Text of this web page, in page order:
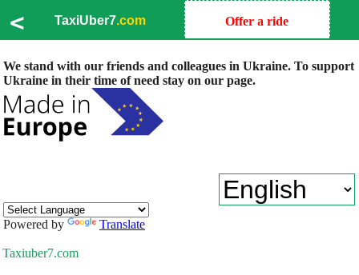
< TaxiUber7.com Offer a ride
We stand with our friends and colleagues in Ukraine. To support
Ukraine in their time of need stay on our page.
Powered by Translate
Taxiuber7.com